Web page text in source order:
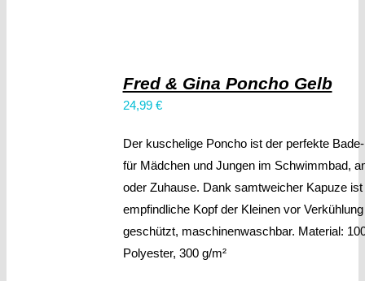
Fred & Gina Poncho Gelb
24,99 €
Der kuschelige Poncho ist der perfekte
für Mädchen und Jungen im Schwimmbad,
oder Zuhause. Dank samtweicher Kapuze ist
empfindliche Kopf der Kleinen vor Verkühlung
geschützt, maschinenwaschbar. Material:
Polyester, 300 g/m²